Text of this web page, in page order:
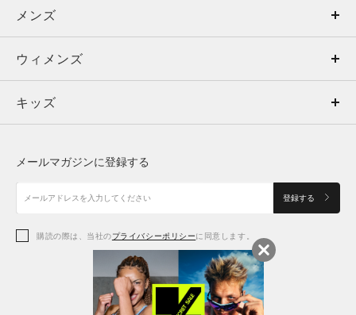
メンズ
ウィメンズ
キッズ
アクセサリー
メンズ
トップス
ボトムス
アクセサリー
ウィメンズ
トップス
シューズ
アクセサリー
キッズ
シューズ
メールマガジンに登録する
登録する
購読の際は、当社のプライバシーポリシーに同意します。